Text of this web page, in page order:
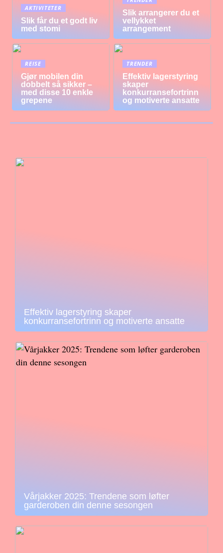
AKTIVITETER
Slik får du et godt liv
med stomi
Slik arrangerer du et
vellykket
arrangement
REISE
Gjør mobilen din
dobbelt så sikker –
med disse 10 enkle
grepene
TRENDER
Effektiv lagerstyring
skaper
konkurransefortrinn
og motiverte ansatte
Effektiv lagerstyring skaper
konkurransefortrinn og motiverte ansatte
Vårjakker 2025: Trendene som løfter
garderoben din denne sesongen